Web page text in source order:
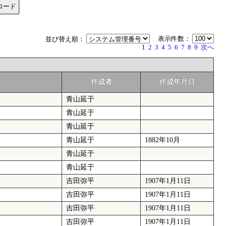
ード
表示件数：
並び替え順：
1 2 3 4 5 6 7 8 9 次へ
作成者 作成年月日
青山延于
青山延于
青山延于
青山延于
1882年10月
青山延于
青山延于
吉田弥平
1907年1月11日
吉田弥平
1907年1月11日
吉田弥平
1907年1月11日
吉田弥平
1907年1月11日